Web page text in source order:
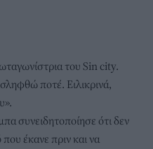
του Sin city.
ποτέ. Ειλικρινά,
συνειδητοποίησε ότι δεν
έκανε πριν και να